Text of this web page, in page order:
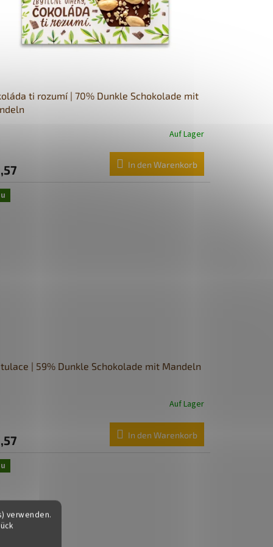
verwenden.
ti rozumí | 70% Dunkle Schokolade mit
Auf Lager
In den Warenkorb
| 59% Dunkle Schokolade mit Mandeln
Auf Lager
In den Warenkorb